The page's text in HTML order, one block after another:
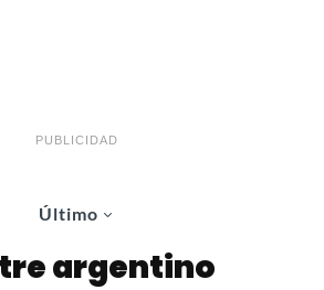
PUBLICIDAD
Último
argentino